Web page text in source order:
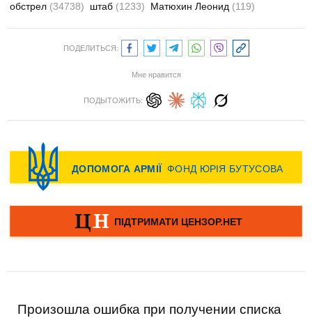
обстрел (34738) штаб (1233) Матюхин Леонид (119)
ПОДЕЛИТЬСЯ:
Мне нравится
ПОДЫТОЖИТЬ:
Произошла ошибка при получении списка